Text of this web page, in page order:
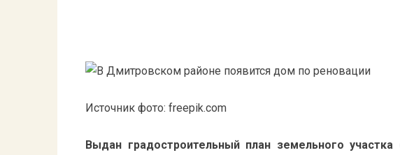
Источник фото: freepik.com
Выдан градостроительный план земельного